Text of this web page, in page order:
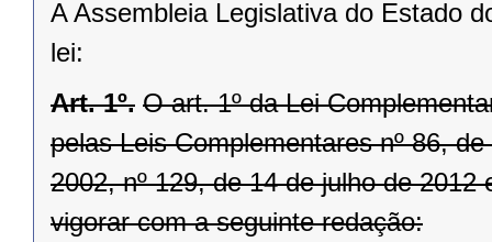
A Assembleia Legislativa do Estado
lei:
Art. 1º. O art. 1º da Lei
pelas Leis Complementares nº 86,
2002, nº 129, de 14 de julho de
vigorar com a seguinte redação: